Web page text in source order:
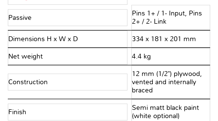
Passive
Pins 1+ / 1- Input, Pins
2+ / 2- Link
Dimensions H x W x D 334 x 181 x 201 mm
Net weight 4.4 kg
Construction
12 mm (1/2") plywood,
vented and internally
braced
Finish
Semi matt black paint
(white optional)